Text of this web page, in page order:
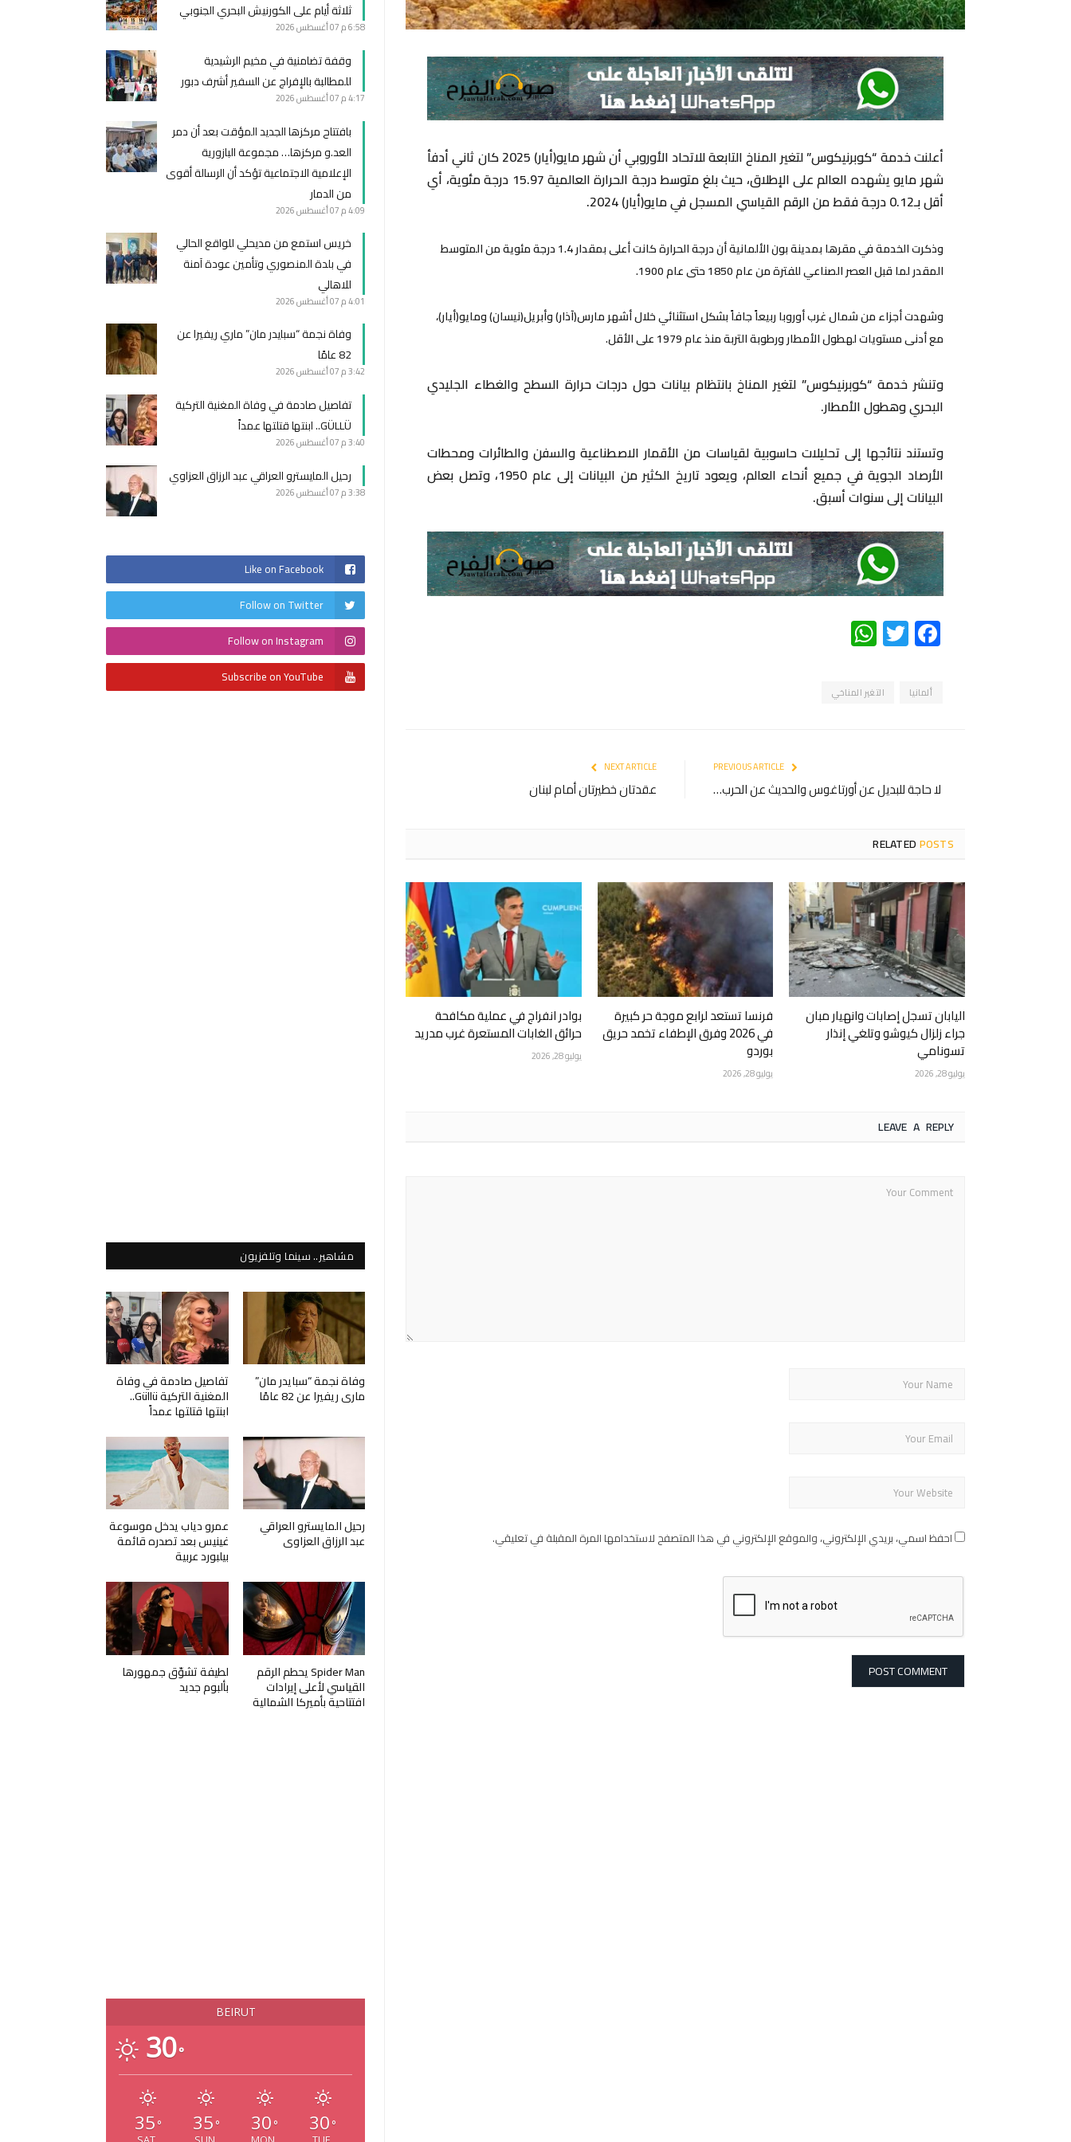
أعلنت خدمة “كوبرنيكوس” لتغير المناخ التابعة للاتحاد الأوروبي أن شهر مايو(أيار) 2025 كان ثاني أدفأ
شهر مايو يشهده العالم على الإطلاق، حيث بلغ متوسط درجة الحرارة العالمية 15.97 درجة مئوية، أي
أقل بـ0.12 درجة فقط من الرقم القياسي المسجل في مايو(أيار) 2024.
وذكرت الخدمة في مقرها بمدينة بون الألمانية أن درجة الحرارة كانت أعلى بمقدار 1.4 درجة مئوية من المتوسط
المقدر لما قبل العصر الصناعي للفترة من عام 1850 حتى عام 1900.
وشهدت أجزاء من شمال غرب أوروبا ربيعاً جافاً بشكل استثنائي خلال أشهر مارس(آذار) وأبريل(نيسان) ومايو(أيار)،
مع أدنى مستويات لهطول الأمطار ورطوبة التربة منذ عام 1979 على الأقل.
وتنشر خدمة “كوبرنيكوس” لتغير المناخ بانتظام بيانات حول درجات حرارة السطح والغطاء الجليدي
البحري وهطول الأمطار.
وتستند نتائجها إلى تحليلات حاسوبية لقياسات من الأقمار الاصطناعية والسفن والطائرات ومحطات
الأرصاد الجوية في جميع أنحاء العالم، ويعود تاريخ الكثير من البيانات إلى عام 1950، وتصل بعض
البيانات إلى سنوات أسبق.
Facebook
Twitter
ألمانيا التغير المناخي
لا حاجة للبديل عن أورتاغوس والحديث عن الحرب…
NEXT ARTICLE
عقدتان خطيرتان أمام لبنان
RELATEDPOSTS
اليابان تسجل إصابات وانهيار مبان
جراء زلزال كيوشو وتلغي إنذار
تسونامي
يوليو 28, 2026
فرنسا تستعد لرابع موجة حر كبيرة
في 2026 وفرق الإطفاء تخمد حريق
بوردو
يوليو 28, 2026
بوادر انفراج في عملية مكافحة
حرائق الغابات المستعرة غرب مدريد
يوليو 28, 2026
LEAVE A REPLY
احفظ اسمي، بريدي الإلكتروني، والموقع الإلكتروني في هذا المتصفح لاستخدامها المرة المقبلة في تعليقي.
ثلاثة أيام على الكورنيش البحري الجنوبي
6:58 م 07 أغسطس 2026
وقفة تضامنية في مخيم الرشيدية
للمطالبة بالإفراج عن السفير أشرف دبور
4:17 م 07 أغسطس 2026
بافتتاح مركزها الجديد المؤقت بعد أن دمر
العد.و مركزها… مجموعة البازورية
الإعلامية الاجتماعية تؤكد أن الرسالة أقوى
من الدمار
4:09 م 07 أغسطس 2026
خريس استمع من مديحلي للواقع الحالي
في بلدة المنصوري وتأمين عودة آمنة
للاهالي
4:01 م 07 أغسطس 2026
وفاة نجمة “سبايدر مان” ماري ريفيرا عن
82 عامًا
3:42 م 07 أغسطس 2026
تفاصيل صادمة في وفاة المغنية التركية
GÜLLÜ.. ابنتها قتلتها عمداً
3:40 م 07 أغسطس 2026
رحيل المايسترو العراقي عبد الرزاق العزاوي
3:38 م 07 أغسطس 2026
Like on Facebook
Follow on Twitter
Follow on Instagram
Subscribe on YouTube
مشاهير.. سينما وتلفزيون
وفاة نجمة “سبايدر مان”
ماري ريفيرا عن 82 عامًا
تفاصيل صادمة في وفاة
المغنية التركية Güllü..
ابنتها قتلتها عمداً
رحيل المايسترو العراقي
عبد الرزاق العزاوي
عمرو دياب يدخل موسوعة
غينيس بعد تصدره قائمة
بيلبورد عربية
Spider Man يحطم الرقم
القياسي لأعلى إيرادات
افتتاحية بأميركا الشمالية
لطيفة تشوّق جمهورها
بألبوم جديد
BEIRUT
30°
35 ° 35 ° 30 ° 30 °